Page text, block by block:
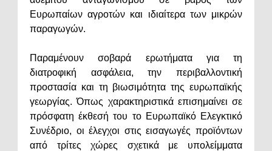
Ευρωπαίων αγροτών και ιδιαίτερα των μικρών
παραγωγών.
Παραμένουν σοβαρά ερωτήματα για τη
διατροφική ασφάλεια, την περιβαλλοντική
προστασία και τη βιωσιμότητα της ευρωπαϊκής
γεωργίας. Όπως χαρακτηριστικά επισημαίνει σε
πρόσφατη έκθεσή του το Ευρωπαϊκό Ελεγκτικό
Συνέδριο, οι έλεγχοι στις εισαγωγές προϊόντων
από τρίτες χώρες σχετικά με υπολείμματα